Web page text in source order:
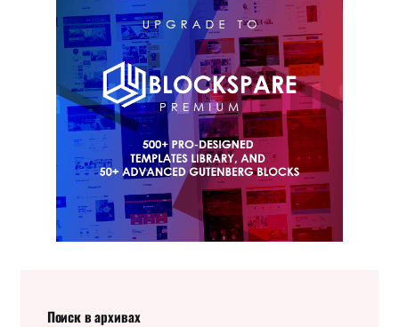
Поиск в архивах